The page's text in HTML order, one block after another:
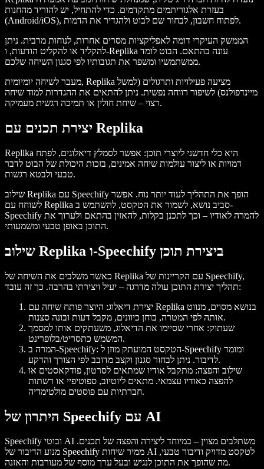
בעזרת אלגוריתמים מתקדמים. כדי להתחיל, יש להוריד מהחנות
(Android/iOS), לפתוח חשבון, לבחור שם לבוט ולהגדיר את הדמות.
הממשק העיקרי דומה לאפליקציות מסרים אחרות, לנוחות מרבית. ניתן
להקליד או להקליט הודעות, ו-Replika עונה בהתאם. הבוט לומד
ממשתמשיו ומשפר את תגובותיו לפי סגנון השיחה שלכם.
מעבר לשיחה יומיומית, Replika מציעה פעילויות ותרגולים (למשל
מיינדפולנס) לשיפור רווחה נפשית. ניתן להתאים את ההגדרות למוד שיחה
רצוי – שיחת חולין או תמיכה רגשית מעמיקה.
יצירת תכנים עם Replika
Replika היא כלי חדשני ליוצרי תוכן: אפשר לסמלץ דיאלוגים, לפתח
דמויות או ליצור עולמות שיחה אמינים, בזכות היכולת של הבוט לדבר
טבעי ולבטא רגשות.
שילוב Replika עם Speechify הופך את התהליך לעוד יותר נוח. אפשר
לשוחח עם Replika סביב נושא, לשמור את הטקסט, להשתמש ב-
Speechify להמרה לאודיו – וכך לתכנן בקלות, להאזין בהתאם ולערוך את
התוכן באופן טבעי ומשמעותי.
שילוב Replika ו-Speechify ביצירת תוכן
כאשר משלבים את השיחה של Replika עם הקריינות של Speechify,
תהליך יצירת התוכן עולה מדרגה – יעיל ויצירתי בהרבה. כך זה עובד:
יצירת דיאלוג: היוצר פותח שיחה עם Replika בנושא מסוים, מנווט
אותה לפי המטרה, בוחן כיוונים, מקבל דעות ובונה סצנות.
שעתוק: אחרי שסיימו את הדיאלוג, משעתקים אותו למסמך
המשמש כתסריט/בלופרינט.
המרה ב-Speechify: הטקסט המועתק מוזן ל-Speechify ומומר
לדיבור. ניתן לבחור סגנון וקצב מדובב לפי הצורך והרקע.
שילוב והפצה: מתקבל אודיו שמתאים לסרטון, פודקאסטים או
להפצה כאודיו עצמאי. מתאים ליוטיוב, ספוטיפיי או רשתות
חברתיות עם פוסטים מולטימדיה.
היתרון של Speechify עם AI
Speechify ובוטי AI משתלבים מצוין – במיוחד ליצירה והפצה של תכנים.
מנוע הדיבור של Speechify ממיר שיחות AI לטקסט מדויק ודיבור טבעי,
מה שהופך את התוכן לנגיש ובעל ערך מוסף של מעורבות והאזנה.